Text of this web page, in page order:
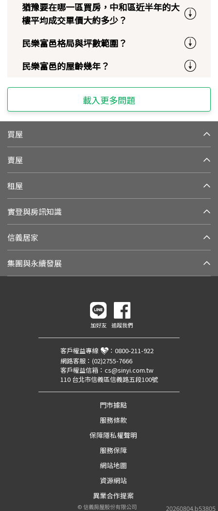
猶豫要在哪一區買房，中和區近半年的大
樓平均成交單價大約多少？
民樂富邑格局與坪數範圍？
民樂富邑的屋齡幾年？
載入更多問題
買屋
賣屋
租屋
實登與房訊知識
信義居家
集團與永續發展
20260804.b53805
加好友 追蹤我們
客戶權益專線 ： 0800-211-922
網路客服： (02)2755-7666
客戶權益信箱： cs@sinyi.com.tw
110 台北市信義區信義路五段100號
門市據點
服務條款
保障隱私權聲明
服務保障
網站地圖
資源網站
異業合作提案
©信義房屋股份有限公司